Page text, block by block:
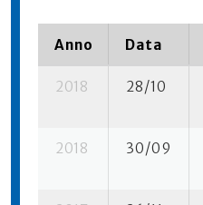
Anno Data
2018 28/10
2018 30/09